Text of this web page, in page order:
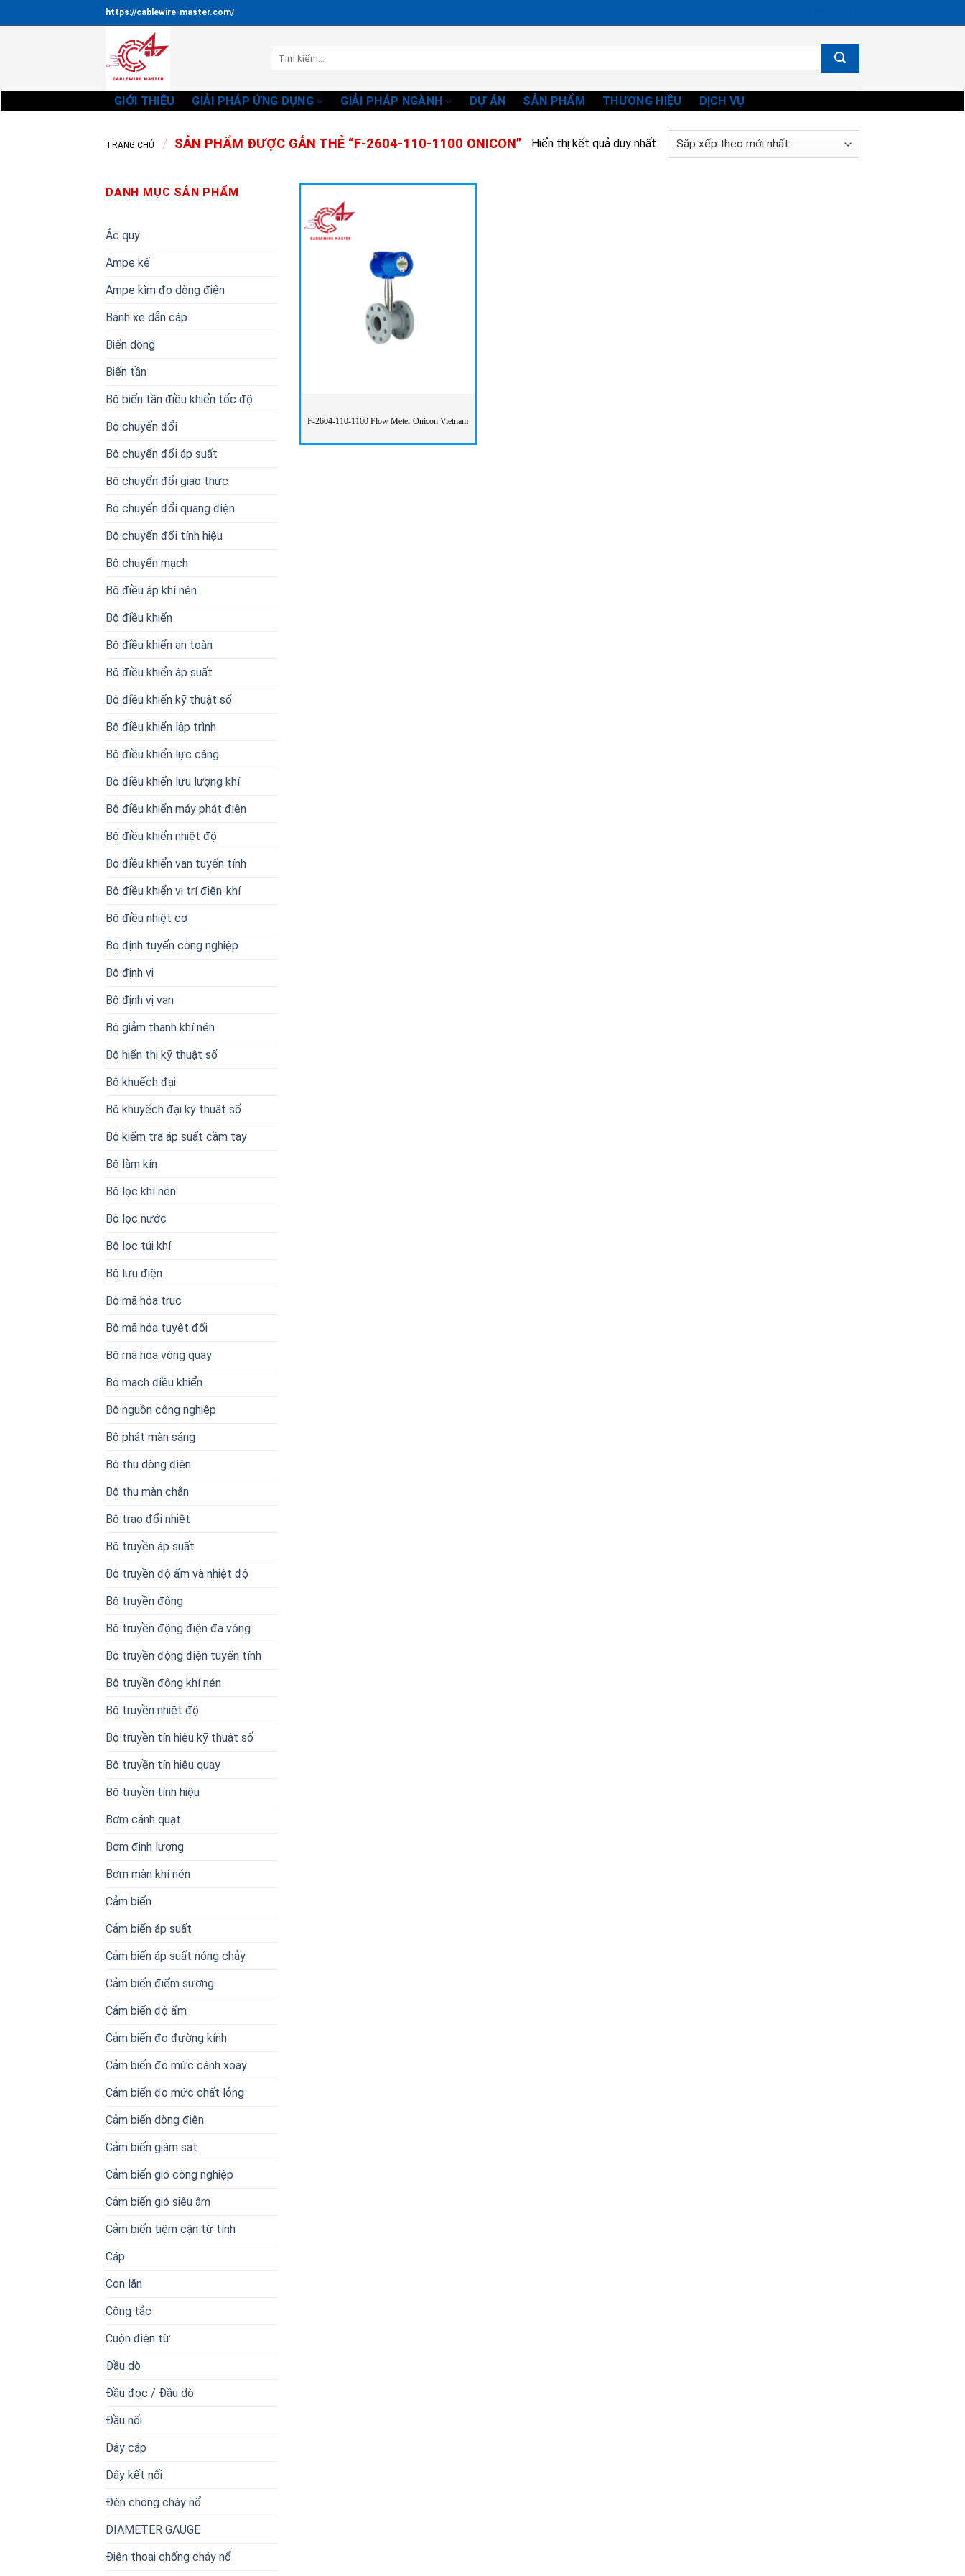
qua
https://cablewire-master.com/
GIỚI THIỆU GIẢI PHÁP ỨNG DỤNG GIẢI PHÁP NGÀNH DỰ ÁN SẢN PHẨM THƯƠNG HIỆU DỊCH VỤ
TRANG CHỦ / SẢN PHẨM ĐƯỢC GẮN THẺ “F-2604-110-1100 ONICON” Hiển thị kết quả duy nhất
DANH MỤC SẢN PHẨM
Ắc quy
Ampe kế
Ampe kìm đo dòng điện
Bánh xe dẫn cáp
Biến dòng
Biến tần
Bộ biến tần điều khiển tốc độ
Bộ chuyển đổi
Bộ chuyển đổi áp suất
Bộ chuyển đổi giao thức
Bộ chuyển đổi quang điện
Bộ chuyển đổi tính hiệu
Bộ chuyển mạch
Bộ điều áp khí nén
Bộ điều khiển
Bộ điều khiển an toàn
Bộ điều khiển áp suất
Bộ điều khiển kỹ thuật số
Bộ điều khiển lập trình
Bộ điều khiển lực căng
Bộ điều khiển lưu lượng khí
Bộ điều khiển máy phát điện
Bộ điều khiển nhiệt độ
Bộ điều khiển van tuyến tính
Bộ điều khiển vị trí điện-khí
Bộ điều nhiệt cơ
Bộ định tuyến công nghiệp
Bộ định vị
Bộ định vị van
Bộ giảm thanh khí nén
Bộ hiển thị kỹ thuật số
Bộ khuếch đại·
Bộ khuyếch đại kỹ thuật số
Bộ kiểm tra áp suất cầm tay
Bộ làm kín
Bộ lọc khí nén
Bộ lọc nước
Bộ lọc túi khí
Bộ lưu điện
Bộ mã hóa trục
Bộ mã hóa tuyệt đối
Bộ mã hóa vòng quay
Bộ mạch điều khiển
Bộ nguồn công nghiệp
Bộ phát màn sáng
Bộ thu dòng điện
Bộ thu màn chắn
Bộ trao đổi nhiệt
Bộ truyền áp suất
Bộ truyền độ ẩm và nhiệt độ
Bộ truyền động
Bộ truyền động điện đa vòng
Bộ truyền động điện tuyến tính
Bộ truyền động khí nén
Bộ truyền nhiệt độ
Bộ truyền tín hiệu kỹ thuật số
Bộ truyền tín hiệu quay
Bộ truyền tính hiệu
Bơm cánh quạt
Bơm định lượng
Bơm màn khí nén
Cảm biến
Cảm biến áp suất
Cảm biến áp suất nóng chảy
Cảm biến điểm sương
Cảm biến độ ẩm
Cảm biến đo đường kính
Cảm biến đo mức cánh xoay
Cảm biến đo mức chất lỏng
Cảm biến dòng điện
Cảm biến giám sát
Cảm biến gió công nghiệp
Cảm biến gió siêu âm
Cảm biến tiệm cận từ tính
Cáp
Con lăn
Công tắc
Cuộn điện từ
Đầu dò
Đầu đọc / Đầu dò
Đầu nối
Dây cáp
Dây kết nối
Đèn chóng cháy nổ
DIAMETER GAUGE
Điện thoại chống cháy nổ
F-2604-110-1100 Flow Meter Onicon Vietnam